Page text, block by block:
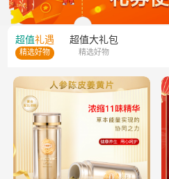
超值礼遇
精选好物
超值大礼包
精选好物